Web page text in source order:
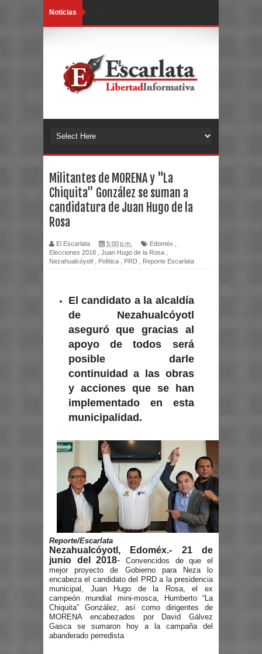
Noticias
Militantes de MORENA y "La
Chiquita” González se suman a
candidatura de Juan Hugo de la
Rosa
El Escarlata 5:00 p.m. Edoméx
Elecciones 2018
Juan Hugo de la Rosa
Nezahualcóyotl
Política PRD Reporte Escarlata
El candidato a la alcaldía
de Nezahualcóyotl
aseguró que gracias al
apoyo de todos será
posible darle
continuidad a las obras
y acciones que se han
implementado en esta
municipalidad.
Reporte/Escarlata
Nezahualcóyotl, Edoméx.- 21 de
junio del 2018-Convencidos de que el
mejor proyecto de Gobierno para Neza lo
encabeza el candidato del PRD a la presidencia
municipal, Juan Hugo de la Rosa, el ex
campeón mundial mini-mosca, Humberto “La
Chiquita” González, así como dirigentes de
MORENA encabezados por David Gálvez
Gasca se sumaron hoy a la campaña del
abanderado perredista